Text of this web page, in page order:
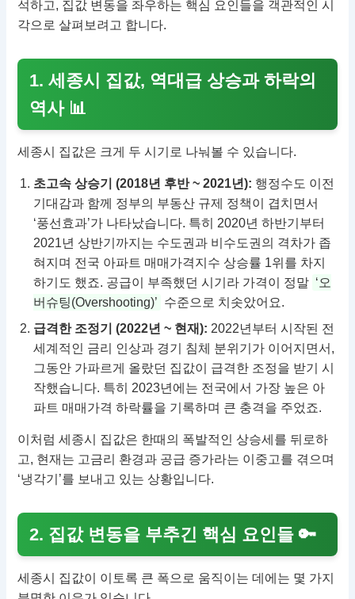
석하고, 집값 변동을 좌우하는 핵심 요인들을 객관적인 시
각으로 살펴보려고 합니다.
1. 세종시 집값, 역대급 상승과 하락의
역사 📊
세종시 집값은 크게 두 시기로 나눠볼 수 있습니다.
초고속 상승기 (2018년 후반 ~ 2021년): 행정수도 이전
기대감과 함께 정부의 부동산 규제 정책이 겹치면서
‘풍선효과’가 나타났습니다. 특히 2020년 하반기부터
2021년 상반기까지는 수도권과 비수도권의 격차가 좁
혀지며 전국 아파트 매매가격지수 상승률 1위를 차지
하기도 했죠. 공급이 부족했던 시기라 가격이 정말 ‘오
버슈팅(Overshooting)’ 수준으로 치솟았어요.
급격한 조정기 (2022년 ~ 현재): 2022년부터 시작된 전
세계적인 금리 인상과 경기 침체 분위기가 이어지면서,
그동안 가파르게 올랐던 집값이 급격한 조정을 받기 시
작했습니다. 특히 2023년에는 전국에서 가장 높은 아
파트 매매가격 하락률을 기록하며 큰 충격을 주었죠.
이처럼 세종시 집값은 한때의 폭발적인 상승세를 뒤로하
고, 현재는 고금리 환경과 공급 증가라는 이중고를 겪으며
‘냉각기’를 보내고 있는 상황입니다.
2. 집값 변동을 부추긴 핵심 요인들 🔑
세종시 집값이 이토록 큰 폭으로 움직이는 데에는 몇 가지